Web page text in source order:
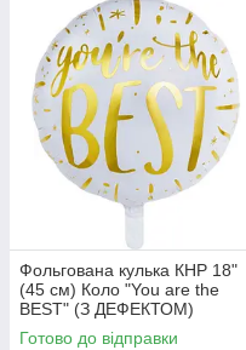
Фольгована кулька КНР 18"
(45 см) Коло "You are the
BEST" (З ДЕФЕКТОМ)
Готово до відправки